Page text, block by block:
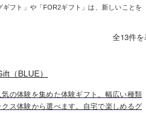
フト」や「FOR2ギフト」は、新しいことを
全13件
（BLUE）
気の体験を集めた体験ギフト。幅広い種類
クス体験から選べます。自宅で楽しめるグ